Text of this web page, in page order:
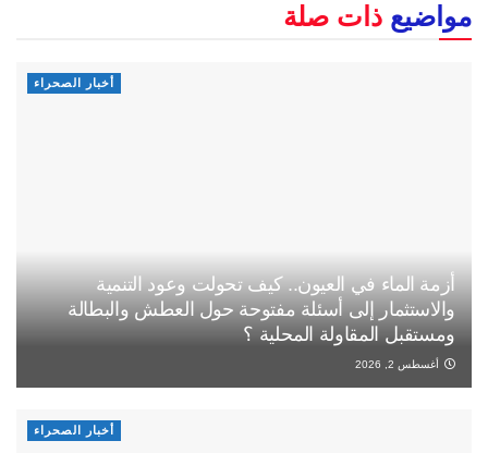
مواضيع ذات صلة
أخبار الصحراء
أزمة الماء في العيون.. كيف تحولت وعود التنمية
والاستثمار إلى أسئلة مفتوحة حول العطش والبطالة
ومستقبل المقاولة المحلية ؟
أغسطس 2, 2026
أخبار الصحراء